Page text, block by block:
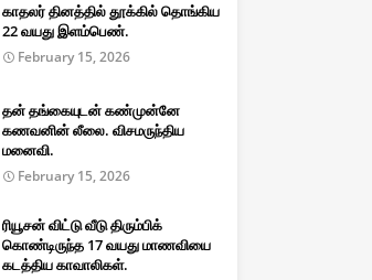
காதலர் தினத்தில் தூக்கில் தொங்கிய
22 வயது இளம்பெண்.
February 15, 2026
தன் தங்கையுடன் கண்முன்னே
கணவனின் லீலை. விசமருந்திய
மனைவி.
February 15, 2026
ரியூசன் விட்டு வீடு திரும்பிக்
கொண்டிருந்த 17 வயது மாணவியை
கடத்திய காவாலிகள்.